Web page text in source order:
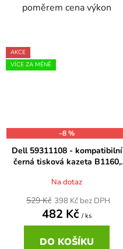
poměrem cena výkon
AKCE
VÍCE ZA MÉNĚ
–8 %
Dell 59311108 - kompatibilní
černá tisková kazeta B1160,
Na dotaz
398 Kč bez DPH
482 Kč / ks
529 Kč
DO KOŠÍKU